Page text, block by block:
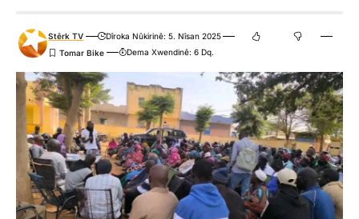
Stêrk TV
Dîroka Nûkirinê: 5. Nîsan 2025
Dema Xwendinê: 6 Dq.